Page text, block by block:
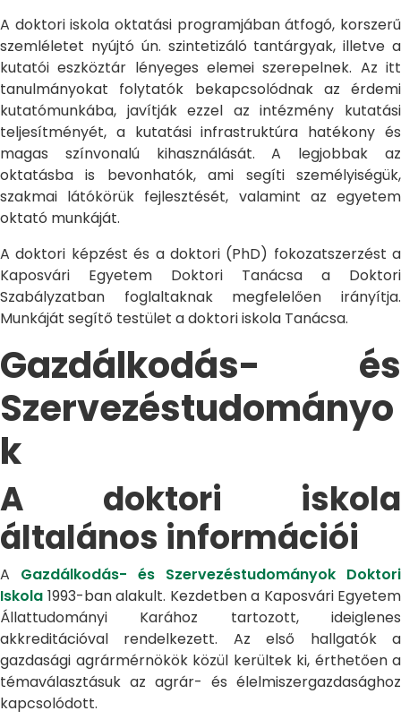
A doktori iskola oktatási programjában átfogó, korszerű
szemléletet nyújtó ún. szintetizáló tantárgyak, illetve a
kutatói eszköztár lényeges elemei szerepelnek. Az itt
tanulmányokat folytatók bekapcsolódnak az érdemi
kutatómunkába, javítják ezzel az intézmény kutatási
teljesítményét, a kutatási infrastruktúra hatékony és
magas színvonalú kihasználását. A legjobbak az
oktatásba is bevonhatók, ami segíti személyiségük,
szakmai látókörük fejlesztését, valamint az egyetem
oktató munkáját.
A doktori képzést és a doktori (PhD) fokozatszerzést a
Kaposvári Egyetem Doktori Tanácsa a Doktori
Szabályzatban foglaltaknak megfelelően irányítja.
Munkáját segítő testület a doktori iskola Tanácsa.
Gazdálkodás- és
Szervezéstudományo
k
A doktori iskola
általános információi
A Gazdálkodás- és Szervezéstudományok Doktori
Iskola 1993-ban alakult. Kezdetben a Kaposvári Egyetem
Állattudományi Karához tartozott, ideiglenes
akkreditációval rendelkezett. Az első hallgatók a
gazdasági agrármérnökök közül kerültek ki, érthetően a
témaválasztásuk az agrár- és élelmiszergazdasághoz
kapcsolódott.